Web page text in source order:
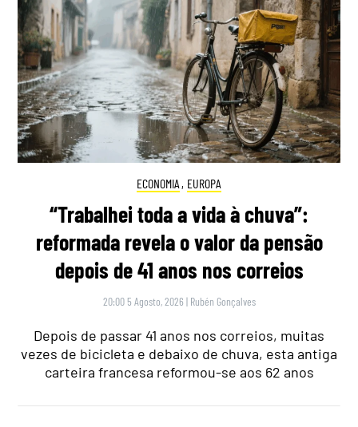
ECONOMIA , EUROPA
“Trabalhei toda a vida à chuva”:
reformada revela o valor da pensão
depois de 41 anos nos correios
20:00 5 Agosto, 2026 | Rubén Gonçalves
Depois de passar 41 anos nos correios, muitas
vezes de bicicleta e debaixo de chuva, esta antiga
carteira francesa reformou-se aos 62 anos